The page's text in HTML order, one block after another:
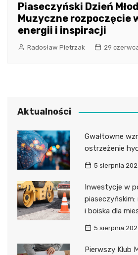
Piaseczyński Dzień
Muzyczne rozpoczęcie
energii i inspiracji
Radosław Pietrzak 29
Aktualności
Gwałtowne
ostrzeżenie
5 sierpnia
Inwestycje w
piaseczyńskim:
i boiska dla
5 sierpnia
Pierwszy Klub